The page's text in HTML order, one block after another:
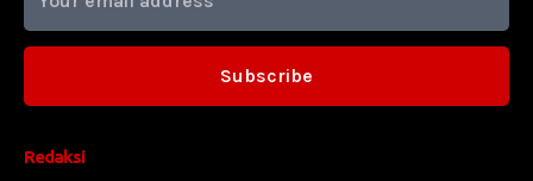
Redaksi
Subscribe